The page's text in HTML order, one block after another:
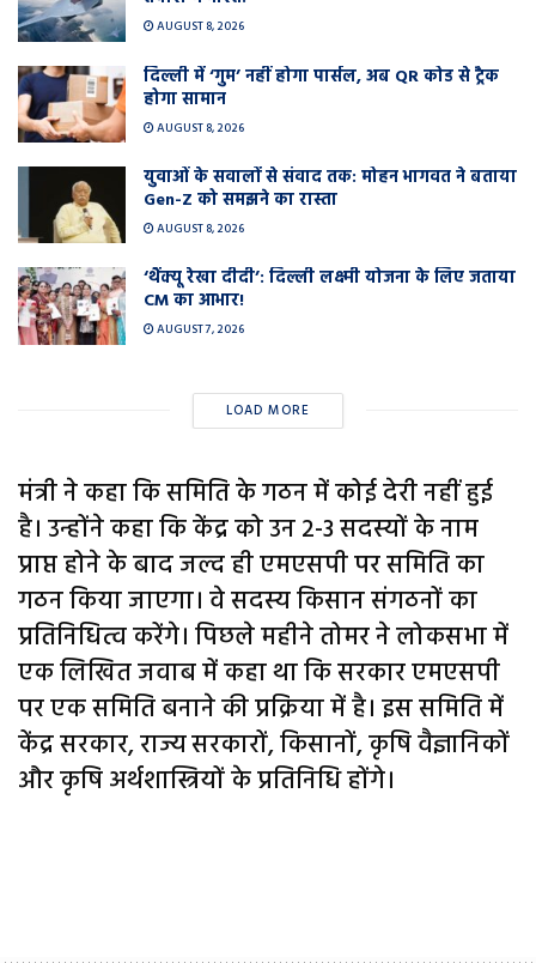
AUGUST 8, 2026
दिल्ली में ‘गुम’ नहीं होगा पार्सल, अब QR कोड से ट्रैक
होगा सामान
AUGUST 8, 2026
युवाओं के सवालों से संवाद तक: मोहन भागवत ने बताया
Gen-Z को समझने का रास्ता
AUGUST 8, 2026
‘थैंक्यू रेखा दीदी’: दिल्ली लक्ष्मी योजना के लिए जताया
CM का आभार!
AUGUST 7, 2026
LOAD MORE
मंत्री ने कहा कि समिति के गठन में कोई देरी नहीं हुई
है। उन्होंने कहा कि केंद्र को उन 2-3 सदस्यों के नाम
प्राप्त होने के बाद जल्द ही एमएसपी पर समिति का
गठन किया जाएगा। वे सदस्य किसान संगठनों का
प्रतिनिधित्व करेंगे। पिछले महीने तोमर ने लोकसभा में
एक लिखित जवाब में कहा था कि सरकार एमएसपी
पर एक समिति बनाने की प्रक्रिया में है। इस समिति में
केंद्र सरकार, राज्य सरकारों, किसानों, कृषि वैज्ञानिकों
और कृषि अर्थशास्त्रियों के प्रतिनिधि होंगे।